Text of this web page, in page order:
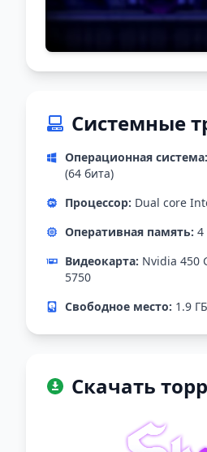
Системные
Операционная система:
(64 бита)
Процессор: Dual core
Оперативная память: 4
Видеокарта: Nvidia 450
5750
Свободное место: 1.9 ГБ
Скачать